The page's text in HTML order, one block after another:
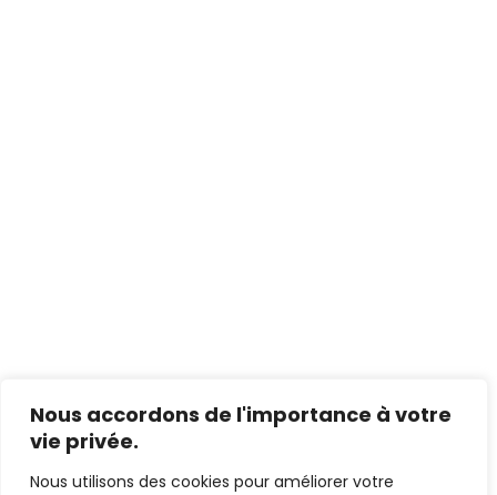
Nous accordons de l'importance à votre
vie privée.
Nous utilisons des cookies pour améliorer votre